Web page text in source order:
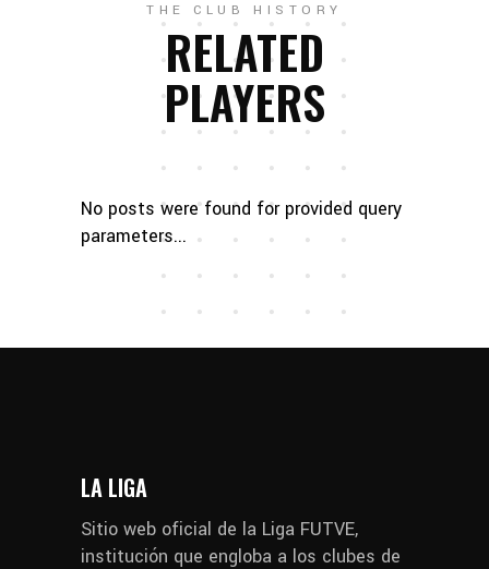
THE CLUB HISTORY
RELATED
PLAYERS
No posts were found for provided query
parameters...
LA LIGA
Sitio web oficial de la Liga FUTVE,
institución que engloba a los clubes de